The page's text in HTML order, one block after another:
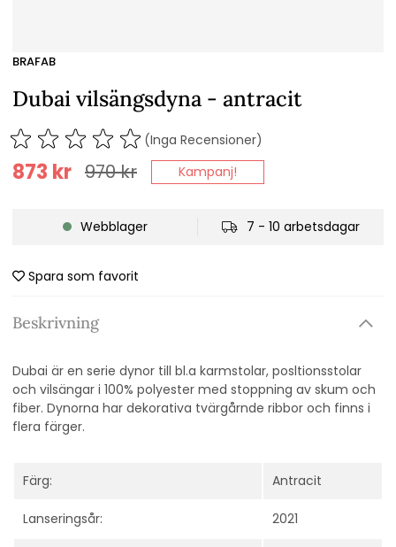
BRAFAB
Dubai vilsängsdyna - antracit
(Inga Recensioner)
970kr
873 kr Kampanj!
Webblager 7 - 10 arbetsdagar
Spara som favorit
Beskrivning
Dubai är en serie dynor till bl.a karmstolar, posltionsstolar
och vilsängar i 100% polyester med stoppning av skum och
fiber. Dynorna har dekorativa tvärgårnde ribbor och finns i
flera färger.
Färg: Antracit
Lanseringsår: 2021